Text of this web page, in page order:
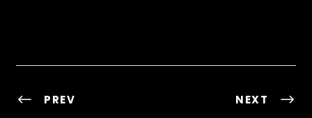
PREV NEXT